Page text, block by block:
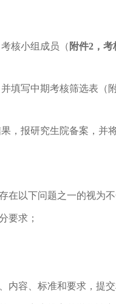
核小组成员（ 附件2 ，
填写中期考核筛选表（
，报研究生院备案，并
在以下问题之一的视为不
要求；
内容、标准和要求，提